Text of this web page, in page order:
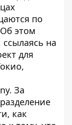
по
этом
ссылаясь на
для
За
как